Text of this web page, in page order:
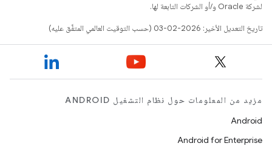
لشركة Oracle و/أو الشركات التابعة لها.
تاريخ التعديل الأخير: 2026-02-03 (حسب التوقيت العالمي المتفَّق عليه)
مزيد من المعلومات حول نظام التشغيل ANDROID
Android
Android for Enterprise